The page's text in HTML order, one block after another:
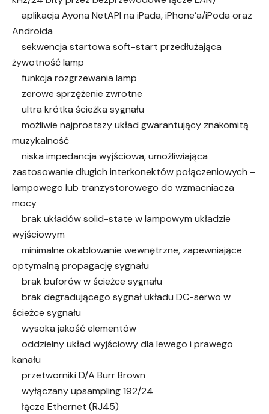
aplikacja Ayona NetAPI na iPada, iPhone’a/iPoda oraz
Androida
sekwencja startowa soft-start przedłużająca
żywotność lamp
funkcja rozgrzewania lamp
zerowe sprzężenie zwrotne
ultra krótka ścieżka sygnału
możliwie najprostszy układ gwarantujący znakomitą
muzykalność
niska impedancja wyjściowa, umożliwiająca
zastosowanie długich interkonektów połączeniowych –
lampowego lub tranzystorowego do wzmacniacza
mocy
brak układów solid-state w lampowym układzie
wyjściowym
minimalne okablowanie wewnętrzne, zapewniające
optymalną propagację sygnału
brak buforów w ścieżce sygnału
brak degradującego sygnał układu DC-serwo w
ścieżce sygnału
wysoka jakość elementów
oddzielny układ wyjściowy dla lewego i prawego
kanału
przetworniki D/A Burr Brown
wyłączany upsampling 192/24
łącze Ethernet (RJ45)